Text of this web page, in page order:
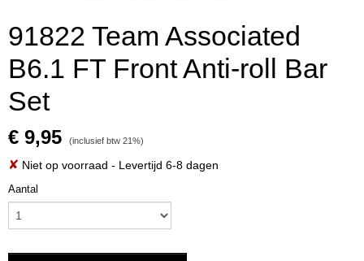
91822 Team Associated
B6.1 FT Front Anti-roll Bar
Set
€ 9,95 (inclusief btw 21%)
✘ Niet op voorraad - Levertijd 6-8 dagen
Aantal